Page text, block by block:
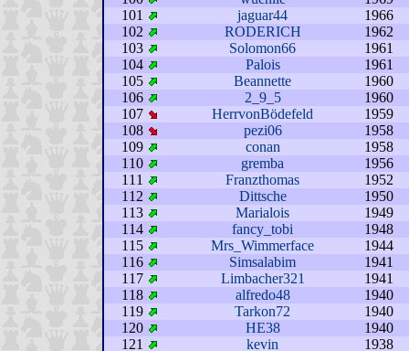
101
jaguar44
1966
102
RODERICH
1962
103
Solomon66
1961
104
Palois
1961
105
Beannette
1960
106
2_9_5
1960
107
HerrvonBödefeld
1959
108
pezi06
1958
109
conan
1958
110
gremba
1956
111
Franzthomas
1952
112
Dittsche
1950
113
Marialois
1949
114
fancy_tobi
1948
115
Mrs_Wimmerface
1944
116
Simsalabim
1941
117
Limbacher321
1941
118
alfredo48
1940
119
Tarkon72
1940
120
HE38
1940
121
kevin
1938